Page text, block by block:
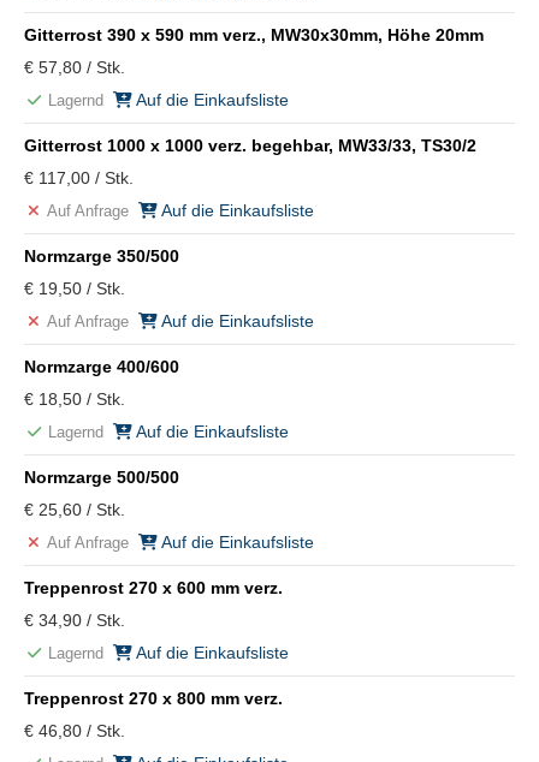
Gitterrost 390 x 590 mm verz., MW30x30mm, Höhe 20mm
€ 57,80 / Stk.
Lagernd Auf die Einkaufsliste
Gitterrost 1000 x 1000 verz. begehbar, MW33/33, TS30/2
€ 117,00 / Stk.
Auf Anfrage Auf die Einkaufsliste
Normzarge 350/500
€ 19,50 / Stk.
Auf Anfrage Auf die Einkaufsliste
Normzarge 400/600
€ 18,50 / Stk.
Lagernd Auf die Einkaufsliste
Normzarge 500/500
€ 25,60 / Stk.
Auf Anfrage Auf die Einkaufsliste
Treppenrost 270 x 600 mm verz.
€ 34,90 / Stk.
Lagernd Auf die Einkaufsliste
Treppenrost 270 x 800 mm verz.
€ 46,80 / Stk.